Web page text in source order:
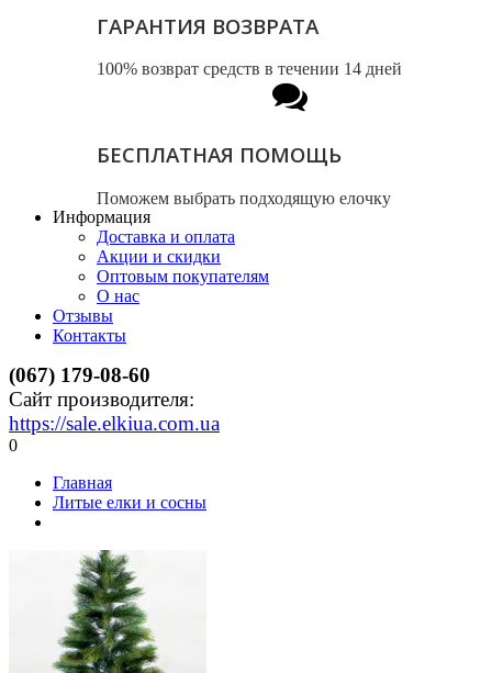
ГАРАНТИЯ ВОЗВРАТА
100% возврат средств в течении 14 дней
БЕСПЛАТНАЯ ПОМОЩЬ
Поможем выбрать подходящую елочку
Информация
Доставка и оплата
Акции и скидки
Оптовым покупателям
О нас
Отзывы
Контакты
(067) 179-08-60
Сайт производителя:
https://sale.elkiua.com.ua
0
Главная
Литые елки и сосны